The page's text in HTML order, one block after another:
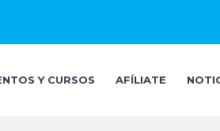
Y CURSOS AFÍLIATE